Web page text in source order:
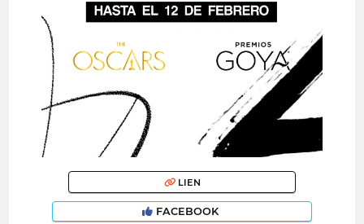
LIEN
FACEBOOK